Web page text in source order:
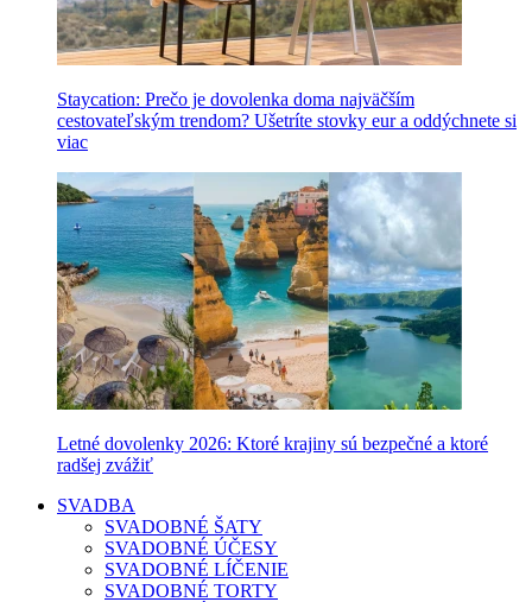
Staycation: Prečo je dovolenka doma najväčším
cestovateľským trendom? Ušetríte stovky eur a oddýchnete si
viac
Letné dovolenky 2026: Ktoré krajiny sú bezpečné a ktoré
radšej zvážiť
SVADBA
SVADOBNÉ ŠATY
SVADOBNÉ ÚČESY
SVADOBNÉ LÍČENIE
SVADOBNÉ TORTY